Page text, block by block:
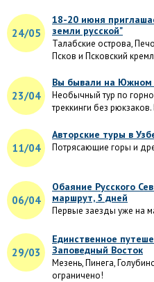
24/05
18-20 июня
земли русской"
Талабские острова,
Псков и Псковский
23/04
Вы бывали на Южном
Необычный тур по
треккинги без
11/04
Авторские туры в
Потрясающие горы и
06/04
Обаяние Русского
маршрут, 5 дней
Первые заезды уже на
29/03
Единственное
Заповедный Восток
Мезень, Пинега,
ограничено!